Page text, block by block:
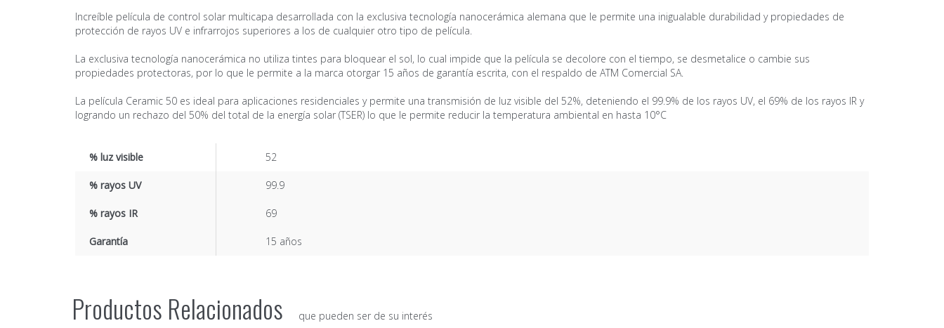
Increíble película de control solar multicapa desarrollada con la exclusiva tecnología nanocerámica alemana que le permite una inigualable durabilidad y propiedades de
protección de rayos UV e infrarrojos superiores a los de cualquier otro tipo de película.
La exclusiva tecnología nanocerámica no utiliza tintes para bloquear el sol, lo cual impide que la película se decolore con el tiempo, se desmetalice o cambie sus
propiedades protectoras, por lo que le permite a la marca otorgar 15 años de garantía escrita, con el respaldo de ATM Comercial SA.
La película Ceramic 50 es ideal para aplicaciones residenciales y permite una transmisión de luz visible del 52%, deteniendo el 99.9% de los rayos UV, el 69% de los rayos IR y
logrando un rechazo del 50% del total de la energía solar (TSER) lo que le permite reducir la temperatura ambiental en hasta 10°C
% luz visible 52
% rayos UV 99.9
% rayos IR 69
Garantía 15 años
Productos Relacionados que pueden ser de su interés